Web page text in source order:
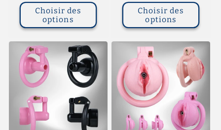
Choisir des
options
Choisir des
options